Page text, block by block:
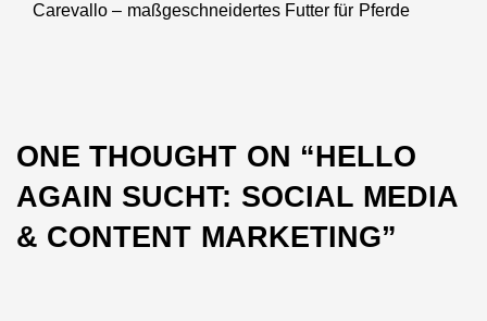
Next
Carevallo – maßgeschneidertes Futter für Pferde
ONE THOUGHT ON “HELLO
AGAIN SUCHT: SOCIAL MEDIA
& CONTENT MARKETING”